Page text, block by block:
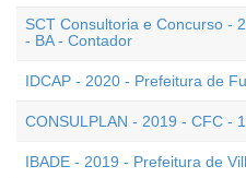
SCT Consultoria e Concurso -
- BA - Contador
IDCAP - 2020 - Prefeitura de
CONSULPLAN - 2019 - CFC -
IBADE - 2019 - Prefeitura de